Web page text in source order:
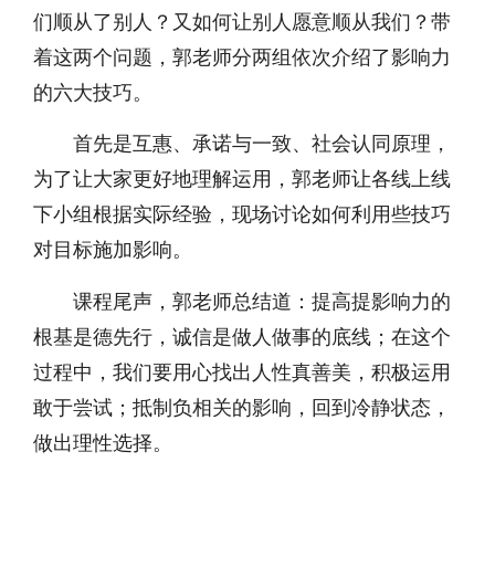
们顺从了别人？又如何让别人愿意顺从我们？带
着这两个问题，郭老师分两组依次介绍了影响力
的六大技巧。
首先是互惠、承诺与一致、社会认同原理，
为了让大家更好地理解运用，郭老师让各线上线
下小组根据实际经验，现场讨论如何利用些技巧
对目标施加影响。
课程尾声，郭老师总结道：提高提影响力的
根基是德先行，诚信是做人做事的底线；在这个
过程中，我们要用心找出人性真善美，积极运用
敢于尝试；抵制负相关的影响，回到冷静状态，
做出理性选择。